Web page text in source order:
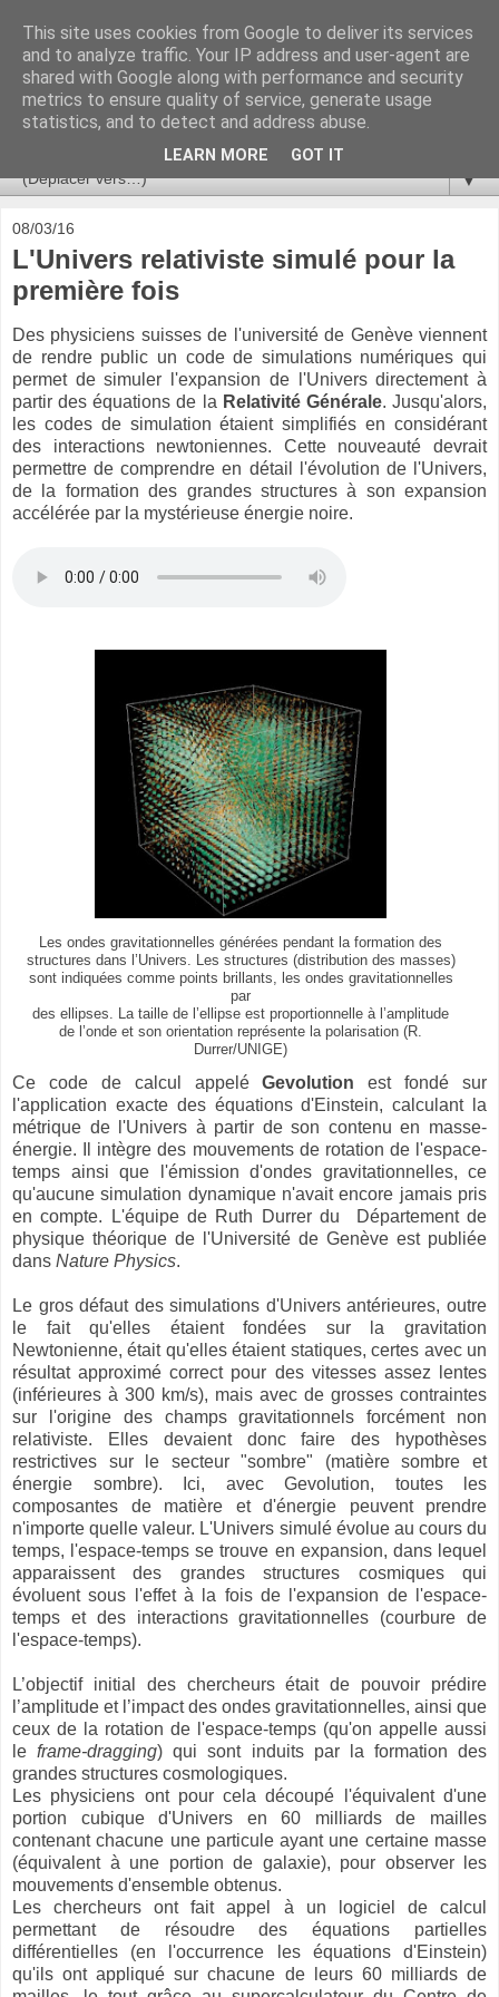
Ça se passe là haut
Astronomie, Astrophysique, Astroparticules, Cosmologie.
L'infini se contemple, indéfiniment. ISSN 2272-5768
▼
08/03/16
L'Univers relativiste simulé pour la
première fois
Des physiciens suisses de l'université de Genève viennent
de rendre public un code de simulations numériques qui
permet de simuler l'expansion de l'Univers directement à
partir des équations de la Relativité Générale. Jusqu'alors,
les codes de simulation étaient simplifiés en considérant
des interactions newtoniennes. Cette nouveauté devrait
permettre de comprendre en détail l'évolution de l'Univers,
de la formation des grandes structures à son expansion
accélérée par la mystérieuse énergie noire.
Les ondes gravitationnelles générées pendant la formation des
structures dans l’Univers. Les structures (distribution des masses)
sont indiquées comme points brillants, les ondes gravitationnelles
par
des ellipses. La taille de l’ellipse est proportionnelle à l’amplitude
de l’onde et son orientation représente la polarisation (R.
Durrer/UNIGE)
Ce code de calcul appeléGevolutionest fondé sur
l'application exacte des équations d'Einstein, calculant la
métrique de l'Univers à partir de son contenu en masse-
énergie. Il intègre des mouvements de rotation de l'espace-
temps ainsi que l'émission d'ondes gravitationnelles, ce
qu'aucune simulation dynamique n'avait encore jamais pris
en compte. L'équipe de Ruth Durrer du Département de
physique théorique de l'Université de Genève est publiée
dans Nature Physics.
Le gros défaut des simulations d'Univers antérieures, outre
le fait qu'elles étaient fondées sur la gravitation
Newtonienne, était qu'elles étaient statiques, certes avec un
résultat approximé correct pour des vitesses assez lentes
(inférieures à 300 km/s), mais avec de grosses contraintes
sur l'origine des champs gravitationnels forcément non
relativiste. Elles devaient donc faire des hypothèses
restrictives sur le secteur "sombre" (matière sombre et
énergie sombre). Ici, avec Gevolution, toutes les
composantes de matière et d'énergie peuvent prendre
n'importe quelle valeur. L'Univers simulé évolue au cours du
temps, l'espace-temps se trouve en expansion, dans lequel
apparaissent des grandes structures cosmiques qui
évoluent sous l'effet à la fois de l'expansion de l'espace-
temps et des interactions gravitationnelles (courbure de
l'espace-temps).
L’objectif initial des chercheurs était de pouvoir prédire
l’amplitude et l’impact des ondes gravitationnelles, ainsi que
ceux de la rotation de l'espace-temps (qu'on appelle aussi
leframe-dragging) qui sont induits par la formation des
grandes structures cosmologiques.
Les physiciens ont pour cela découpé l'équivalent d'une
portion cubique d'Univers en 60 milliards de mailles
contenant chacune une particule ayant une certaine masse
(équivalent à une portion de galaxie), pour observer les
mouvements d'ensemble obtenus.
Les chercheurs ont fait appel à un logiciel de calcul
permettant de résoudre des équations partielles
différentielles (en l'occurrence les équations d'Einstein)
qu'ils ont appliqué sur chacune de leurs 60 milliards de
This site uses cookies from Google to deliver its services
and to analyze traffic. Your IP address and user-agent are
shared with Google along with performance and security
metrics to ensure quality of service, generate usage
statistics, and to detect and address abuse.
LEARN MORE GOT IT